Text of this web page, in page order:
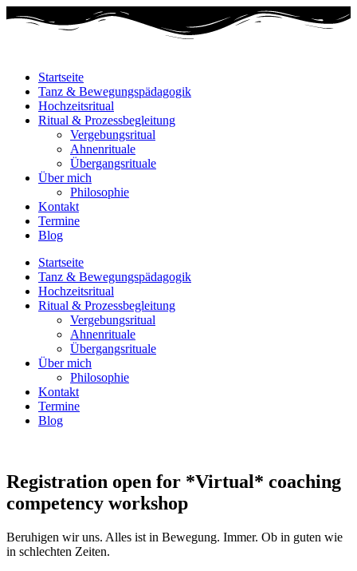
Startseite
Tanz & Bewegungspädagogik
Hochzeitsritual
Ritual & Prozessbegleitung
Vergebungsritual
Ahnenrituale
Übergangsrituale
Über mich
Philosophie
Kontakt
Termine
Blog
Startseite
Tanz & Bewegungspädagogik
Hochzeitsritual
Ritual & Prozessbegleitung
Vergebungsritual
Ahnenrituale
Übergangsrituale
Über mich
Philosophie
Kontakt
Termine
Blog
Registration open for *Virtual* coaching
competency workshop
Beruhigen wir uns. Alles ist in Bewegung. Immer. Ob in guten wie
in schlechten Zeiten.